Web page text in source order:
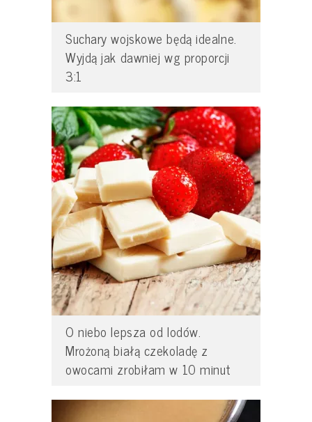
Suchary wojskowe będą idealne.
Wyjdą jak dawniej wg proporcji
3:1
O niebo lepsza od lodów.
Mrożoną białą czekoladę z
owocami zrobiłam w 10 minut